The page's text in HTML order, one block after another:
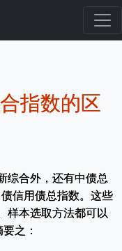
指数的区
综合外，还有中债总
信用债总指数。这些
样本选取方法都可以
之：